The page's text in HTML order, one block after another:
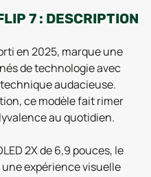
7 : DESCRIPTION
en 2025, marque une
de technologie avec
audacieuse.
ce modèle fait rimer
au quotidien.
2X de 6,9 pouces, le
une expérience visuelle